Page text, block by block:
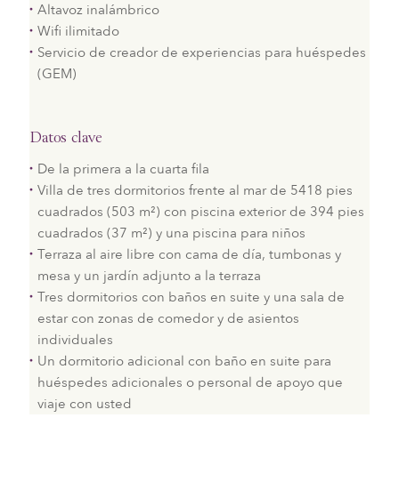
Altavoz inalámbrico
Wifi ilimitado
Servicio de creador de experiencias para huéspedes
(GEM)
Datos clave
De la primera a la cuarta fila
Villa de tres dormitorios frente al mar de 5418 pies
cuadrados (503 m²) con piscina exterior de 394 pies
cuadrados (37 m²) y una piscina para niños
Terraza al aire libre con cama de día, tumbonas y
mesa y un jardín adjunto a la terraza
Tres dormitorios con baños en suite y una sala de
estar con zonas de comedor y de asientos
individuales
Un dormitorio adicional con baño en suite para
huéspedes adicionales o personal de apoyo que
viaje con usted